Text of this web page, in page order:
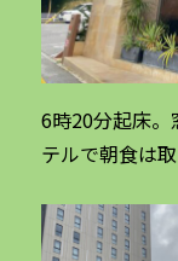
6時20分起床。
テルで朝食は